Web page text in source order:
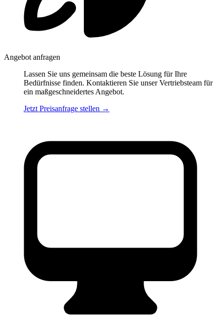
Angebot anfragen
Lassen Sie uns gemeinsam die beste Lösung für Ihre
Bedürfnisse finden. Kontaktieren Sie unser Vertriebsteam für
ein maßgeschneidertes Angebot.
Jetzt Preisanfrage stellen →